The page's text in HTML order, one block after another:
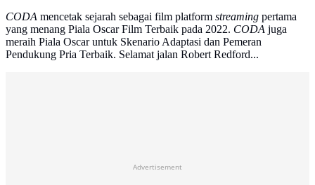
CODA mencetak sejarah sebagai film platform streaming pertama
yang menang Piala Oscar Film Terbaik pada 2022. CODA juga
meraih Piala Oscar untuk Skenario Adaptasi dan Pemeran
Pendukung Pria Terbaik. Selamat jalan Robert Redford...
Advertisement